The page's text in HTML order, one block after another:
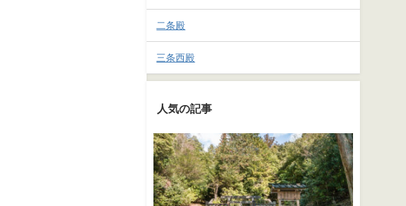
二条殿
三条西殿
人気の記事